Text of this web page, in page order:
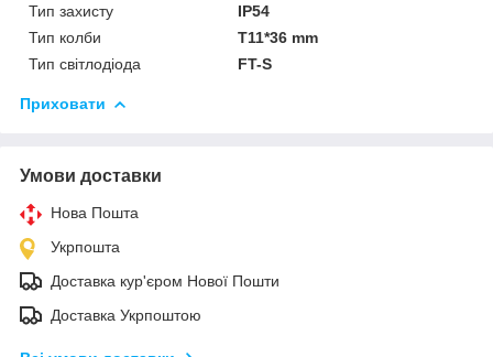
Тип захисту
IP54
Тип колби
T11*36 mm
Тип світлодіода
FT-S
Приховати
Умови доставки
Нова Пошта
Укрпошта
Доставка кур'єром Нової Пошти
Доставка Укрпоштою